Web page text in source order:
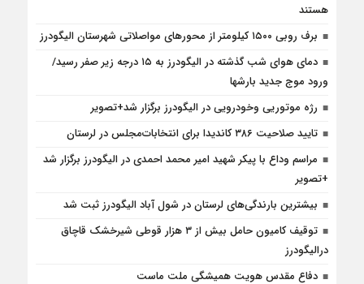
هستند
برف روبی ۱۵۰۰ کیلومتر از محور‌های مواصلاتی شهرستان الیگودرز
دمای هوای شب گذشته در الیگودرز به ۱۵ درجه زیر صفر رسید/
ورود موج جدید بارشها
رژه موتوریی وخودرویی در الیگودرز برگزار شد+تصویر
تایید صلاحیت ۳۸۶ کاندیدا برای انتخابات‌مجلس در لرستان
مراسم وداع با پیکر شهید امیر محمد احمدی در الیگودرز برگزار شد
+تصویر
بیشترین بارندگی‌های لرستان در شول آباد الیگودرز ثبت شد
توقیف کامیون حامل بیش از ۳ هزار قوطی شیرخشک قاچاق
درالیگودرز
دفاع مقدس هویت همیشگی ملت ماست